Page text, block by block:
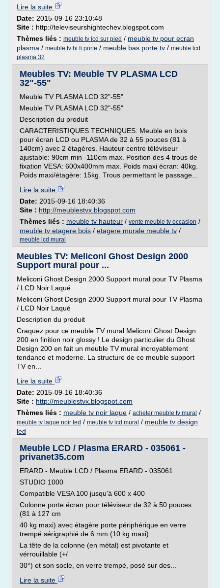
Lire la suite
Date: 2015-09-16 23:10:48
Site : http://televiseurshightechev.blogspot.com
Thèmes liés : meuble tv lcd sur pied / meuble tv pour ecran
plasma / meuble tv hi fi porte / meuble bas porte tv / meuble lcd
plasma 32
Meubles TV: Meuble TV PLASMA LCD
32"-55"
Meuble TV PLASMA LCD 32"-55"
Meuble TV PLASMA LCD 32"-55"
Description du produit
CARACTERISTIQUES TECHNIQUES: Meuble en bois
pour écran LCD ou PLASMA de 32 à 55 pouces (81 à
140cm) avec 2 étagères. Hauteur centre téléviseur
ajustable: 90cm min -110cm max. Position des 4 trous de
fixation VESA: 600x400mm max. Poids maxi écran: 40kg.
Poids maxi/étagère: 15kg. Trous permettant le passage...
Lire la suite
Date: 2015-09-16 18:40:36
Site : http://meublestvx.blogspot.com
Thèmes liés : meuble tv hauteur / vente meuble tv occasion /
meuble tv etagere bois / etagere murale meuble tv /
meuble lcd mural
Meubles TV: Meliconi Ghost Design 2000
Support mural pour ...
Meliconi Ghost Design 2000 Support mural pour TV Plasma
/ LCD Noir Laqué
Meliconi Ghost Design 2000 Support mural pour TV Plasma
/ LCD Noir Laqué
Description du produit
Craquez pour ce meuble TV mural Meliconi Ghost Design
200 en finition noir glossy ! Le design particulier du Ghost
Design 200 en fait un meuble TV mural incroyablement
tendance et moderne. La structure de ce meuble support
TV en...
Lire la suite
Date: 2015-09-16 18:40:36
Site : http://meublestvx.blogspot.com
Thèmes liés : meuble tv noir laque / acheter meuble tv mural /
meuble tv laque noir led / meuble tv lcd mural / meuble tv design
led
Meuble LCD / Plasma ERARD - 035061 -
privanet35.com
ERARD - Meuble LCD / Plasma ERARD - 035061
STUDIO 1000
Compatible VESA 100 jusqu'à 600 x 400
Colonne porte écran pour téléviseur de 32 à 50 pouces
(81 à 127 cm
40 kg maxi) avec étagère porte périphérique en verre
trempé sérigraphié de 6 mm (10 kg maxi)
La tête de la colonne (en métal) est pivotante et
vérrouillable (+/
30°) et son socle, en verre trempé, posé sur des...
Lire la suite